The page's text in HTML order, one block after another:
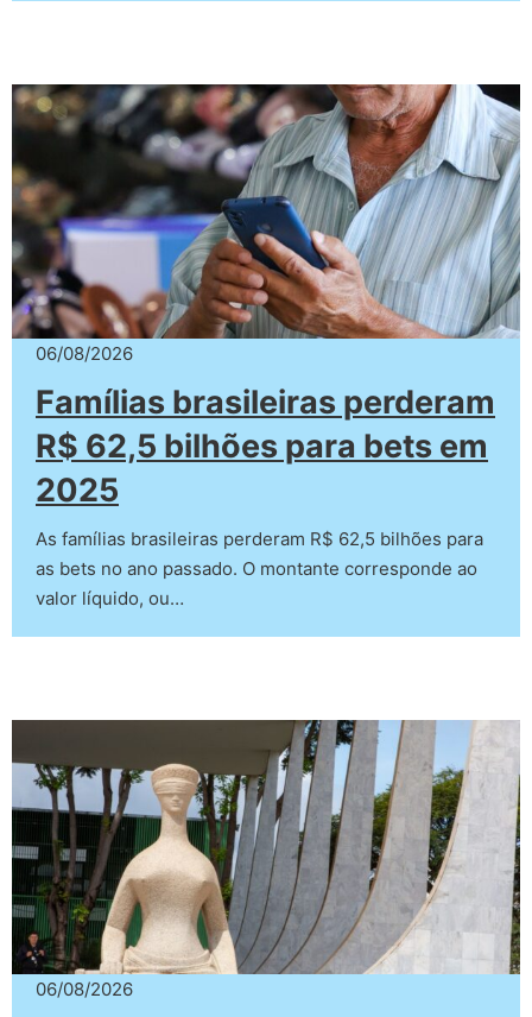
06/08/2026
Famílias brasileiras perderam
R$ 62,5 bilhões para bets em
2025
As famílias brasileiras perderam R$ 62,5 bilhões para
as bets no ano passado. O montante corresponde ao
valor líquido, ou…
06/08/2026